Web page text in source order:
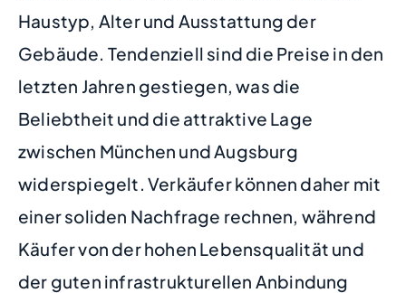
Haustyp, Alter und Ausstattung der
Gebäude. Tendenziell sind die Preise in den
letzten Jahren gestiegen, was die
Beliebtheit und die attraktive Lage
zwischen München und Augsburg
widerspiegelt. Verkäufer können daher mit
einer soliden Nachfrage rechnen, während
Käufer von der hohen Lebensqualität und
der guten infrastrukturellen Anbindung